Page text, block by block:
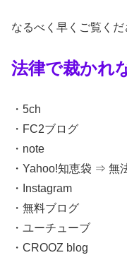
なるべく早くご覧くだ
法律で裁かれ
・5ch
・FC2ブログ
・note
・Yahoo!知恵袋 ⇒ 無
・Instagram
・無料ブログ
・ユーチューブ
・CROOZ blog